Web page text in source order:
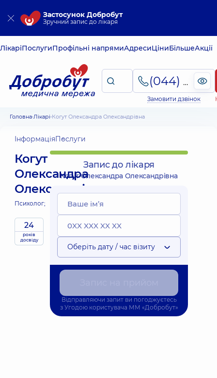
Застосунок Добробут
Зручний запис до лікаря
ЛікаріПослугиПрофільні напрямиАдресиЦіниБільшеАкції
(044) 495-2-888
Замовити дзвінок
Головна Лікарі Когут Олександра Олександрівна
ІнформаціяПослуги
Когут
Олександра
Олександрівна
Психолог;
24
років
досвіду
Запис до лікаря
Когут Олександра Олександрівна
Оберіть дату / час візиту
Відправляючи запит ви погоджуєтесь
з Угодою користувача ММ «Добробут»